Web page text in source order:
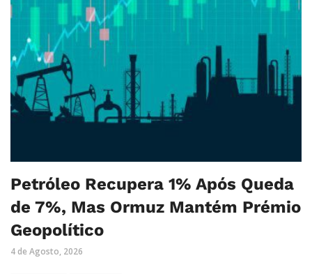
Petróleo Recupera 1% Após Queda
de 7%, Mas Ormuz Mantém Prémio
Geopolítico
4 de Agosto, 2026